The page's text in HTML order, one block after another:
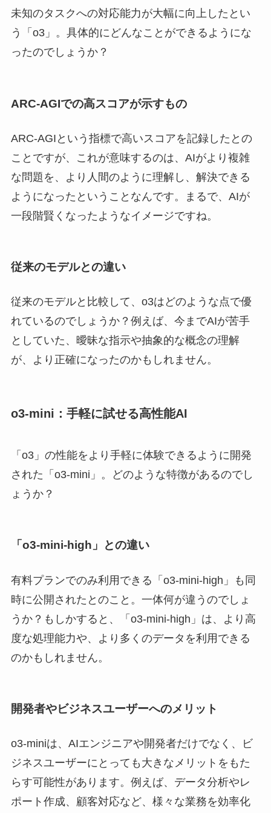
未知のタスクへの対応能力が大幅に向上したとい
う「o3」。具体的にどんなことができるようにな
ったのでしょうか？
ARC-AGIでの高スコアが示すもの
ARC-AGIという指標で高いスコアを記録したとの
ことですが、これが意味するのは、AIがより複雑
な問題を、より人間のように理解し、解決できる
ようになったということなんです。まるで、AIが
一段階賢くなったようなイメージですね。
従来のモデルとの違い
従来のモデルと比較して、o3はどのような点で優
れているのでしょうか？例えば、今までAIが苦手
としていた、曖昧な指示や抽象的な概念の理解
が、より正確になったのかもしれません。
o3-mini：手軽に試せる高性能AI
「o3」の性能をより手軽に体験できるように開発
された「o3-mini」。どのような特徴があるのでし
ょうか？
「o3-mini-high」との違い
有料プランでのみ利用できる「o3-mini-high」も同
時に公開されたとのこと。一体何が違うのでしょ
うか？もしかすると、「o3-mini-high」は、より高
度な処理能力や、より多くのデータを利用できる
のかもしれません。
開発者やビジネスユーザーへのメリット
o3-miniは、AIエンジニアや開発者だけでなく、ビ
ジネスユーザーにとっても大きなメリットをもた
らす可能性があります。例えば、データ分析やレ
ポート作成、顧客対応など、様々な業務を効率化